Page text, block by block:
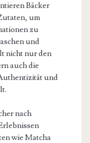
Bäcker
um
zu
und
nicht nur den
auch die
und
nach
wie Matcha